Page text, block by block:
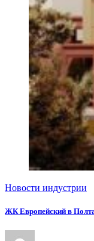
Новости индустрии
ЖК Европейский в